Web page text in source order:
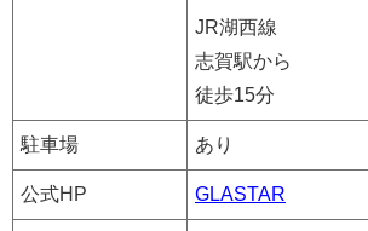
JR湖西線
志賀駅から
徒歩15分
駐車場 あり
公式HP GLASTAR